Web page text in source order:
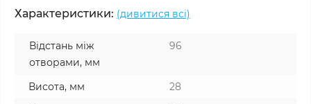
Характеристики: (дивитися всі)
Відстань між
отворами, мм
96
Висота, мм
28